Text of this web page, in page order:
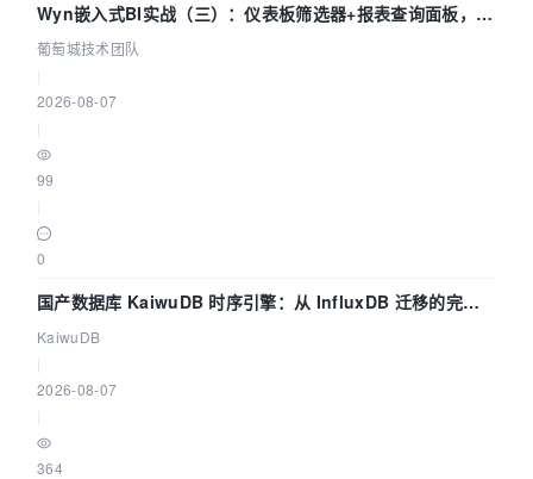
Wyn嵌入式BI实战（三）：仪表板筛选器+报表查询面板，参
数联动全闭环
葡萄城技术团队
2026-08-07
99
0
国产数据库 KaiwuDB 时序引擎：从 InfluxDB 迁移的完整
技术路径
KaiwuDB
2026-08-07
364